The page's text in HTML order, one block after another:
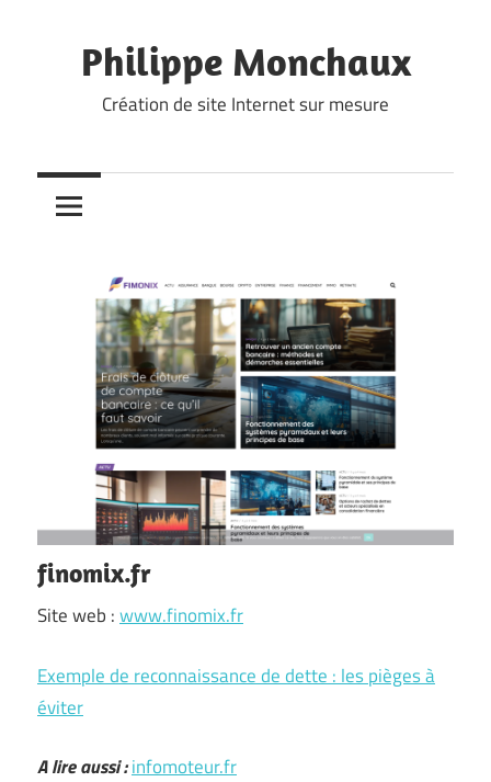
contentPhilippe Monchaux
Création de site Internet sur mesure
finomix.fr
Site web :www.finomix.fr
Exemple de reconnaissance de dette : les pièges à
éviter
A lire aussi :infomoteur.fr